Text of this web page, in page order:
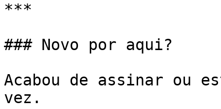
***
### Novo por aqui?
Acabou de assinar ou
vez.